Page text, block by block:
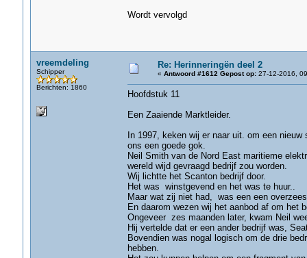
Wordt vervolgd
vreemdeling
Schipper
Berichten: 1860
Re: Herinneringën deel 2
« Antwoord #1612 Gepost op:27-12-2016,
Hoofdstuk 11
Een Zaaiende
In 1997, keken wij er naar uit. om een
ons een goede gok.
Neil Smith van de Nord East maritieme
wereld wijd gevraagd bedrijf zou worden.
Wij lichtte het Scanton bedrijf door.
Het was winstgevend en het was te huur..
Maar wat zij niet had, was een een
En daarom wezen wij het aanbod af om het
Ongeveer zes maanden later, kwam Neil
Hij vertelde dat er een ander bedrijf was,
Bovendien was nogal logisch om de drie
hebben.